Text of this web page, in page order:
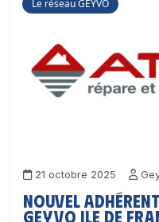
Le réseau GEYVO
21 octobre 2025
Nouvel
GEYVO Ile de